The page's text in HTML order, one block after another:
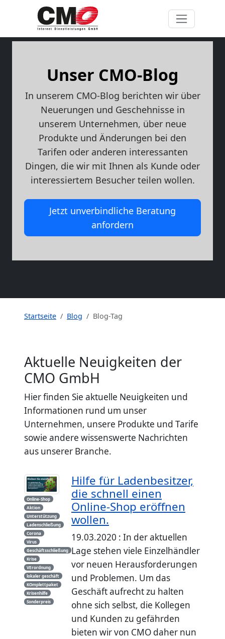
Unser CMO-Blog
In unserem CMO-Blog berichten wir über
Neuerungen und Geschehnisse in
unserem Unternehmen, über neue
Produkte und Änderungen bei den
Tarifen oder anderen interessanten
Dingen, die wir mit Ihnen als Kunde oder
interessiertem Besucher teilen wollen.
Jetzt unverbindliche Beratung
anfordern
Startseite Blog Blog-Tag
Aktuelle Neuigkeiten der
CMO GmbH
Hier finden Sie aktuelle Neuigkeiten und
Informationen rund um unser
Unternehmen, unsere Produkte und Tarife
sowie andere wissenswerte Nachrichten
aus unserer Branche.
Online-Shop
Aktion
Unterstützung
Ladenschließung
Corona
Virus
Geschäftsschließung
Krise
VErordnung
lokaler geschäft
KOmplettpaket
Krisenhilfe
Sonderpreis
Hilfe für Ladenbesitzer,
die schnell einen
Online-Shop eröffnen
wollen.
19.03.2020 : In der aktuellen
Lage stehen viele Einzelhändler
vor neuen Herausforderungen
und Problemen. Um das
Geschäft aufrecht zu halten
ohne sich selbst, die Kollegen
und Kunden zu gefährden
bieten wir von CMO daher nun